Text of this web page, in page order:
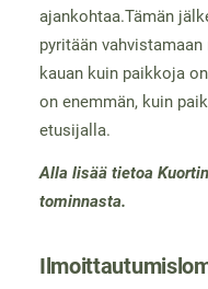
ajankohtaa.Tämän
pyritään
kauan kuin paikkoja
on enemmän, kuin
etusijalla.
Alla lisää tietoa
tominnasta.